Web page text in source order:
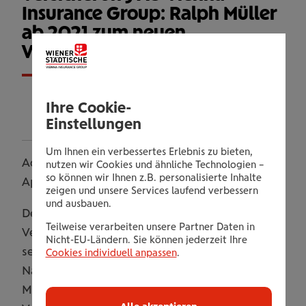
Insurance Group: Ralph Müller
ab 2021 zum neuen
Vorstandsvorsitzenden bestellt
PDF | 37 KB
Ad-hoc Mitteilung nach Art. 17 MAR vom 11.
April 2019/13:28 Uhr
Der Aufsichtsrat der WIENER STÄDTISCHE
Versicherung AG Vienna Insurance Group hat in
seiner heutigen Sitzung Ralph Müller zum
Nachfolger von Robert Lasshofer bestellt.
Müller, derzeit Generaldirektor der DONAU
Ihre Cookie-
Einstellungen
Um Ihnen ein verbessertes Erlebnis zu bieten,
nutzen wir Cookies und ähnliche Technologien –
so können wir Ihnen z.B. personalisierte Inhalte
zeigen und unsere Services laufend verbessern
und ausbauen.
Teilweise verarbeiten unsere Partner Daten in
Nicht-EU-Ländern. Sie können jederzeit Ihre
Cookies individuell anpassen.